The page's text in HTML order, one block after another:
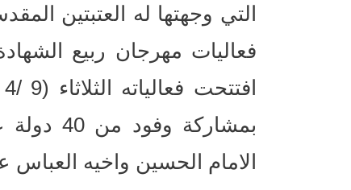
التي وجهتها له العتبتين
فعاليات مهرجان ربيع
بمشاركة
الامام الحسين واخيه العباس